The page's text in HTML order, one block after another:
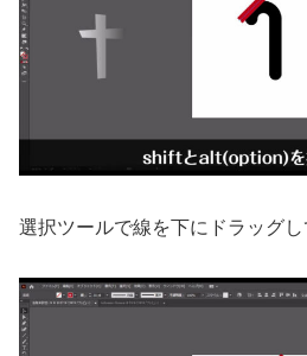
選択ツールで線を下にドラッグし